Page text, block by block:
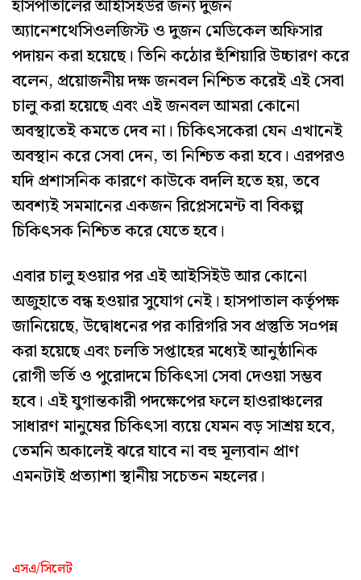
হাসপাতালের আইসিইউর জন্য দুজন
অ্যানেশথেসিওলজিস্ট ও দুজন মেডিকেল অফিসার
পদায়ন করা হয়েছে। তিনি কঠোর হুঁশিয়ারি উচ্চারণ করে
বলেন, প্রয়োজনীয় দক্ষ জনবল নিশ্চিত করেই এই সেবা
চালু করা হয়েছে এবং এই জনবল আমরা কোনো
অবস্থাতেই কমতে দেব না। চিকিৎসকেরা যেন এখানেই
অবস্থান করে সেবা দেন, তা নিশ্চিত করা হবে। এরপরও
যদি প্রশাসনিক কারণে কাউকে বদলি হতে হয়, তবে
অবশ্যই সমমানের একজন রিপ্লেসমেন্ট বা বিকল্প
চিকিৎসক নিশ্চিত করে যেতে হবে।
এবার চালু হওয়ার পর এই আইসিইউ আর কোনো
অজুহাতে বন্ধ হওয়ার সুযোগ নেই। হাসপাতাল কর্তৃপক্ষ
জানিয়েছে, উদ্বোধনের পর কারিগরি সব প্রস্তুতি স¤পন্ন
করা হয়েছে এবং চলতি সপ্তাহের মধ্যেই আনুষ্ঠানিক
রোগী ভর্তি ও পুরোদমে চিকিৎসা সেবা দেওয়া সম্ভব
হবে। এই যুগান্তকারী পদক্ষেপের ফলে হাওরাঞ্চলের
সাধারণ মানুষের চিকিৎসা ব্যয়ে যেমন বড় সাশ্রয় হবে,
তেমনি অকালেই ঝরে যাবে না বহু মূল্যবান প্রাণ
এমনটাই প্রত্যাশা স্থানীয় সচেতন মহলের।
এসএ/সিলেট